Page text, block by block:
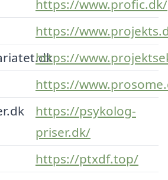
https://www.profic.dk/
https://
https://
https://
https://psykolog-
priser.dk/
https://ptxdf.top/